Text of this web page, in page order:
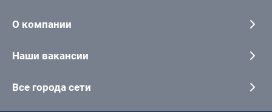
О компании
Наши вакансии
Все города сети